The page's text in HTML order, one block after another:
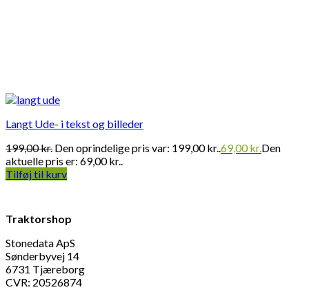
Langt Ude- i tekst og billeder
199,00kr. Den oprindelige pris var: 199,00 kr..69,00kr.Den
aktuelle pris er: 69,00 kr..
Tilføj til kurv
Traktorshop
Stonedata ApS
Sønderbyvej 14
6731 Tjæreborg
CVR: 20526874